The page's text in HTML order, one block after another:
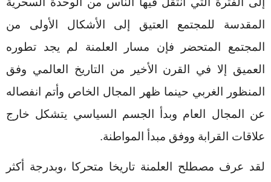
المقدسة للمجتمع العتيق إلى الأشكال الأولى من
المجتمع المتحضر فإن مسار العلمنة لم يجد تطوره
العميق إلا في القرن الأخير من التاريخ العالمي وفق
المنظور الغربي حينما ظهر المجال الخاص وأتم انفصاله
عن المجال العام وبدأ الجسم السياسي يتشكل خارج
علاقات القرابة ووفق مبدأ المواطنة.
لقد عرف مصطلح العلمنة تاريخا متحركا ،وبدرجة أكثر